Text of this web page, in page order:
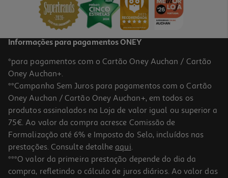
4.7
Açúcar Sidul Mascavado Sticks 50un
0.04 €/un
Informações para pagamentos ONEY
*para pagamentos com o Cartão Oney Auchan / Cartão
Oney Auchan+.
**Campanha Sem Juros para pagamentos com o Cartão
Oney Auchan / Cartão Oney Auchan+, em todos os
produtos assinalados na Loja de valor igual ou superior a
75€. Ao valor da compra acresce Comissão de
Formalização até 6% e Imposto do Selo, incluídos nas
prestações. Consulte detalhe aqui.
***O valor da primeira prestação depende do dia da
compra, refletindo o cálculo de juros diários. Ao valor das